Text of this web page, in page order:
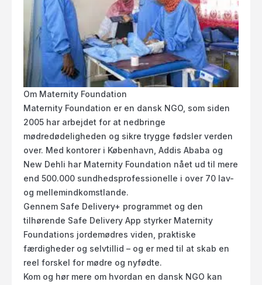
Om Maternity Foundation
Maternity Foundation er en dansk NGO, som siden
2005 har arbejdet for at nedbringe
mødredødeligheden og sikre trygge fødsler verden
over. Med kontorer i København, Addis Ababa og
New Dehli har Maternity Foundation nået ud til mere
end 500.000 sundhedsprofessionelle i over 70 lav-
og mellemindkomstlande.
Gennem Safe Delivery+ programmet og den
tilhørende Safe Delivery App styrker Maternity
Foundations jordemødres viden, praktiske
færdigheder og selvtillid – og er med til at skab en
reel forskel for mødre og nyfødte.
Kom og hør mere om hvordan en dansk NGO kan